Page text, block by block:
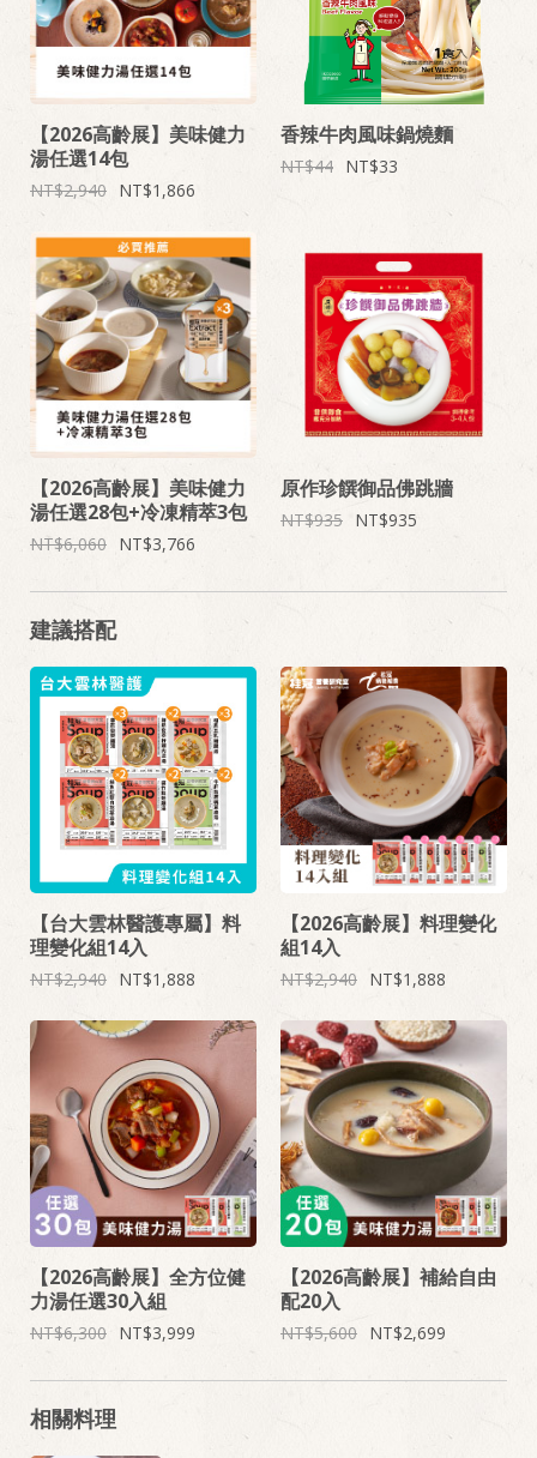
【2026高齡展】美味健力
湯任選14包
2,940 1,866
香辣牛肉風味鍋燒麵
44 33
【2026高齡展】美味健力
湯任選28包+冷凍精萃3包
6,060 3,766
原作珍饌御品佛跳牆
935 935
建議搭配
【台大雲林醫護專屬】料
理變化組14入
2,940 1,888
【2026高齡展】料理變化
組14入
2,940 1,888
【2026高齡展】全方位健
力湯任選30入組
6,300 3,999
【2026高齡展】補給自由
配20入
5,600 2,699
相關料理